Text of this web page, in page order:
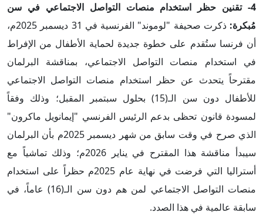
4- تقنين حظر استخدام منصات التواصل الاجتماعي في سن
مُبكرة:
ذكرت صحيفة "لوموند" الفرنسية في 31 ديسمبر 2025م،
أن فرنسا ستُقدم على خطوة جديدة لحماية الأطفال من الإفراط
في استخدام منصات التواصل الاجتماعي، بمناقشة البرلمان
مقترحاً يتحدث عن حظر استخدام منصات التواصل الاجتماعي
للأطفال دون سن الـ(15) بحلول سبتمبر المقبل؛ وذلك وفقاً
لمسودة قانون تحظى بدعم الرئيس الفرنسي "إيمانويل ماكرون"
الذي صرح في وقت سابق من شهر ديسمبر 2025م بأن البرلمان
سيبدأ مناقشة هذا المقترح في يناير 2026م؛ وذلك تماشياً مع
أستراليا التي فرضت في نهاية عام 2025م حظراً على استخدام
منصات التواصل الاجتماعي لمن هم دون سن الـ(16) عاماً، في
سابقة عالمية في هذا الصدد.